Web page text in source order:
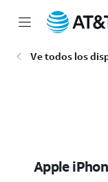
Ve todos los
Apple